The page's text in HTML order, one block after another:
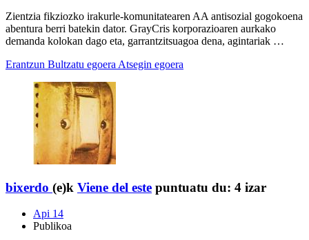
Zientzia fikziozko irakurle-komunitatearen AA antisozial gogokoena
abentura berri batekin dator. GrayCris korporazioaren aurkako
demanda kolokan dago eta, garrantzitsuagoa dena, agintariak …
Erantzun Bultzatu egoera Atsegin egoera
bixerdo (e)k Viene del este puntuatu du: 4 izar
Api 14
Publikoa